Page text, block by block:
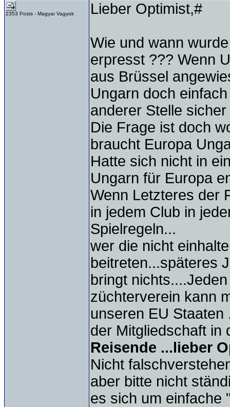
2353 Posts - Magyar Vagyok Lieber Optimist,#
Wie und wann
erpresst ??? Wenn
aus Brüssel
Ungarn doch
anderer Stelle
Die Frage ist doch
braucht Europa
Hatte sich nicht in
Ungarn für Europa
Wenn Letzteres der
in jedem Club in
Spielregeln...
wer die nicht
beitreten...späteres
bringt
züchterverein kann
unseren EU
der Mitgliedschaft in
Reisende ...lieber
Nicht
aber bitte nicht
es sich um einfache